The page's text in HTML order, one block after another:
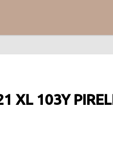
XL 103Y